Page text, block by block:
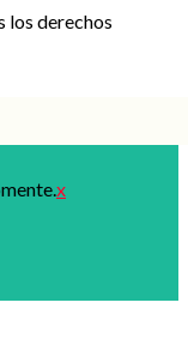
los derechos
x